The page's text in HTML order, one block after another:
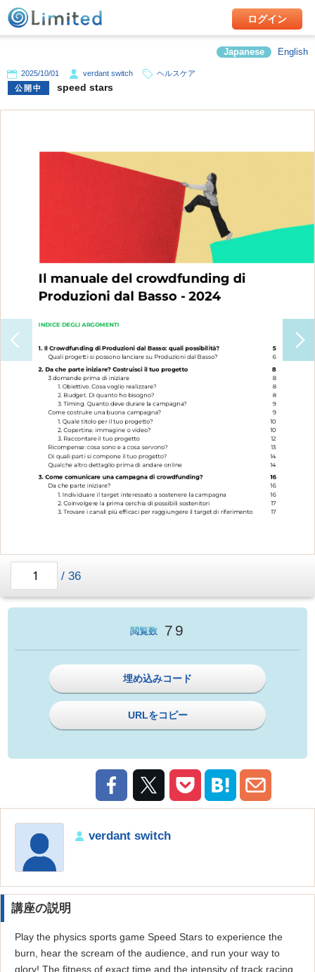
ログイン
Japanese English
2025/10/01 verdant switch
ヘルスケア
公開中
speed stars
/36
閲覧数 79
埋め込みコード
URLをコピー
verdant switch
講座の説明
Play the physics sports game Speed Stars to experience the
burn, hear the scream of the audience, and run your way to
glory! The fitness of exact time and the intensity of track racing